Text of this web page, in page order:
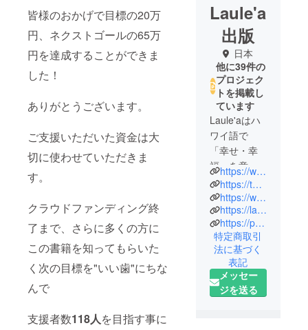
皆様のおかげで目標の20万
円、ネクストゴールの65万
円を達成することができま
した！
ありがとうございます。
ご支援いただいた資金は大
切に使わせていただきま
す。
クラウドファンディング終
了まで、さらに多くの方に
この書籍を知ってもらいた
く次の目標を"いい歯"にちな
んで
支援者数118人を目指す事に
Laule'a
出版
日本
他に39件の
プロジェク
トを掲載し
ています
Laule'aはハ
ワイ語で
「幸せ・幸
福」を意味
します。
「著者も読
者も幸せに
なれる書籍
を出版す
る」を理念
に掲げた電
子書籍専門
https://www.instagram.com/t.o__m.o__gram/
https://twitter.com/Lauleamorinaga
https://www.facebook.com/profile.php?id=100012164942039
https://laulea-tm.jp/
https://page.line.me/?accountId=716paehb
特定商取引
法に基づく
表記
メッセー
ジを送る